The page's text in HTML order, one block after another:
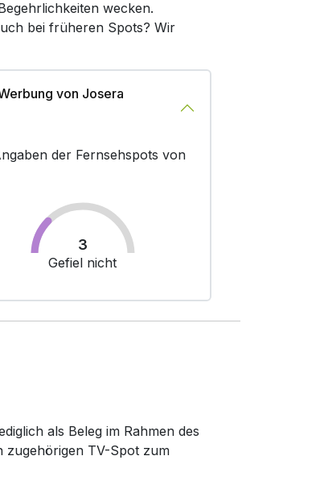
wecken.
bei früheren Spots? Wir
von Josera
der Fernsehspots von
3
Gefiel nicht
als Beleg im Rahmen des
zugehörigen TV-Spot zum